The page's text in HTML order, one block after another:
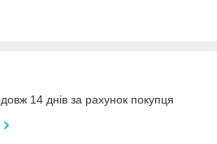
14 днів за рахунок покупця